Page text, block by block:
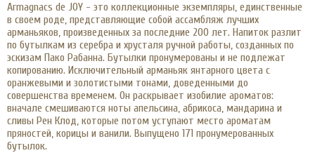
Armagnacs de JOY - это коллекционные экземпляры, единственные
в своем роде, представляющие собой ассамбляж лучших
арманьяков, произведенных за последние 200 лет. Напиток разлит
по бутылкам из серебра и хрусталя ручной работы, созданных по
эскизам Пако Рабанна. Бутылки пронумерованы и не подлежат
копированию. Исключительный арманьяк янтарного цвета с
оранжевыми и золотистыми тонами, доведенными до
совершенства временем. Он раскрывает изобилие ароматов:
вначале смешиваются ноты апельсина, абрикоса, мандарина и
сливы Рен Клод, которые потом уступают место ароматам
пряностей, корицы и ванили. Выпущено 171 пронумерованных
бутылок.